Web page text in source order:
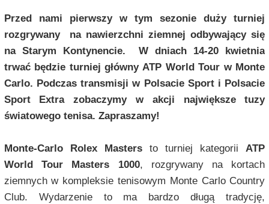
Przed nami pierwszy w tym sezonie duży turniej
rozgrywany na nawierzchni ziemnej odbywający się
na Starym Kontynencie. W dniach 14-20 kwietnia
trwać będzie turniej główny ATP World Tour w Monte
Carlo. Podczas transmisji w Polsacie Sport i Polsacie
Sport Extra zobaczymy w akcji największe tuzy
światowego tenisa. Zapraszamy!
Monte-Carlo Rolex Mastersto turniej kategoriiATP
World Tour Masters 1000, rozgrywany na kortach
ziemnych w kompleksie tenisowym Monte Carlo Country
Club. Wydarzenie to ma bardzo długą tradycję,